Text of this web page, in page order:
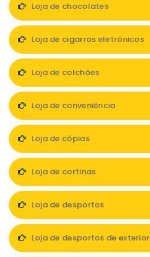
Loja de chocolates
Loja de cigarros eletrónicos
Loja de colchões
Loja de conveniência
Loja de cópias
Loja de cortinas
Loja de desportos
Loja de desportos de exterior